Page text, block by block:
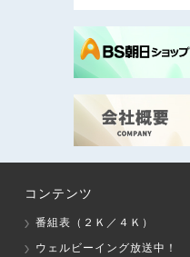
コンテンツ
番組表（２Ｋ／４Ｋ）
ウェルビーイング放送中！